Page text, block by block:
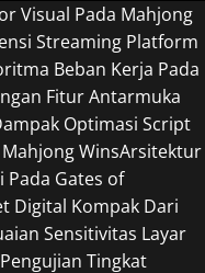
Visual Pada Mahjong
Streaming Platform
Beban Kerja Pada
Fitur Antarmuka
Optimasi Script
WinsArsitektur
Pada Gates of
Digital Kompak Dari
Sensitivitas Layar
Pengujian Tingkat